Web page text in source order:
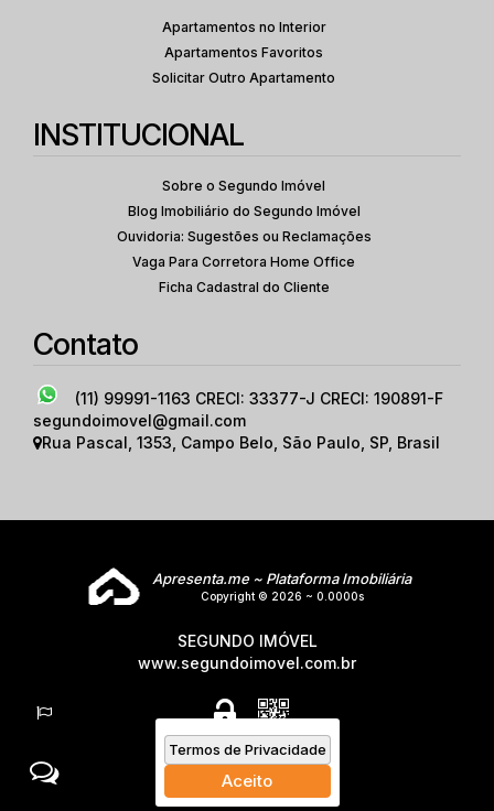
Termos de Privacidade
Aceito
Apartamentos no Interior
Apartamentos Favoritos
Solicitar Outro Apartamento
INSTITUCIONAL
Sobre o Segundo Imóvel
Blog Imobiliário do Segundo Imóvel
Ouvidoria: Sugestões ou Reclamações
Vaga Para Corretora Home Office
Ficha Cadastral do Cliente
Contato
(11) 99991-1163 CRECI: 33377-J CRECI: 190891-F
segundoimovel@gmail.com
Rua Pascal 1353 Campo Belo São Paulo SP Brasil
Apresenta.me ~ Plataforma Imobiliária
Copyright © 2026 ~ 0.0000s
SEGUNDO IMÓVEL
www.segundoimovel.com.br